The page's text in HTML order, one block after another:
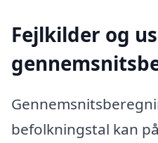
Fejlkilder og
befolkningstal kan